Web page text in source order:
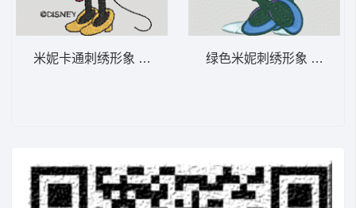
米妮卡通刺绣形象 米妮 56-DST格式绿色米妮刺绣形象 米妮